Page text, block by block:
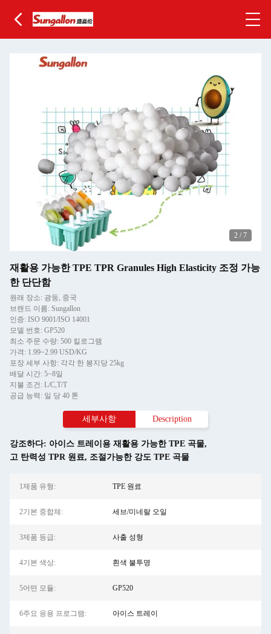
2 / 7
재활용 가능한 TPE TPR Granules High Elasticity 조정 가능
한 단단함
원래 장소: 광둥, 중국
브랜드 이름: Sungallon
인증: ISO 9001/ISO 14001
모델 번호: GP520
최소 주문 수량: 500 킬로그램
가격: 1.99~2.99 USD/KG
포장 세부 사항: 각각 한 봉지당 25kg
배달 시간: 5~8일
지불 조건: L/C,T/T
공급 능력: 일 당 40 톤
세부사항 Description
강조하다: 아이스 트레이용 재활용 가능한 TPE 곡물,
고 탄력성 TPR 원료, 조절가능한 강도 TPE 곡물
1제품 유형: TPE 원료
2기본 중합체: 세브/미네랄 오일
3제품 등급: 사출 성형
4기본 색상: 흰색 불투명
5어떤 모듈: GP520
6주요 응용 프로그램: 아이스 트레이